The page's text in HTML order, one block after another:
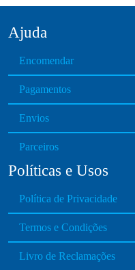
Ajuda
Encomendar
Pagamentos
Envios
Parceiros
Políticas e Usos
Política de Privacidade
Termos e Condições
Livro de Reclamações